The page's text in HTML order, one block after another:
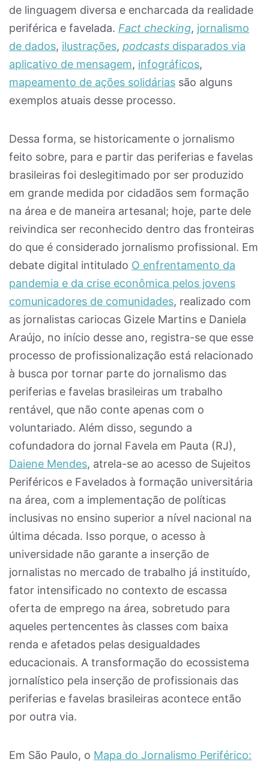
de linguagem diversa e encharcada da realidade
periférica e favelada. Fact checking, jornalismo
de dados, ilustrações, podcasts disparados via
aplicativo de mensagem, infográficos,
mapeamento de ações solidárias são alguns
exemplos atuais desse processo.
Dessa forma, se historicamente o jornalismo
feito sobre, para e partir das periferias e favelas
brasileiras foi deslegitimado por ser produzido
em grande medida por cidadãos sem formação
na área e de maneira artesanal; hoje, parte dele
reivindica ser reconhecido dentro das fronteiras
do que é considerado jornalismo profissional. Em
debate digital intitulado O enfrentamento da
pandemia e da crise econômica pelos jovens
comunicadores de comunidades, realizado com
as jornalistas cariocas Gizele Martins e Daniela
Araújo, no início desse ano, registra-se que esse
processo de profissionalização está relacionado
à busca por tornar parte do jornalismo das
periferias e favelas brasileiras um trabalho
rentável, que não conte apenas com o
voluntariado. Além disso, segundo a
cofundadora do jornal Favela em Pauta (RJ),
Daiene Mendes, atrela-se ao acesso de Sujeitos
Periféricos e Favelados à formação universitária
na área, com a implementação de políticas
inclusivas no ensino superior a nível nacional na
última década. Isso porque, o acesso à
universidade não garante a inserção de
jornalistas no mercado de trabalho já instituído,
fator intensificado no contexto de escassa
oferta de emprego na área, sobretudo para
aqueles pertencentes às classes com baixa
renda e afetados pelas desigualdades
educacionais. A transformação do ecossistema
jornalístico pela inserção de profissionais das
periferias e favelas brasileiras acontece então
por outra via.
Em São Paulo, o Mapa do Jornalismo Periférico: